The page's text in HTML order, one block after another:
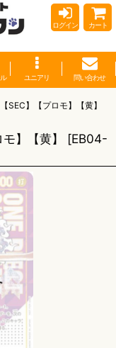
ログイン カート
ユニアリ 問い合わせ
SEC】【プロモ】【黄】
】【黄】 [EB04-